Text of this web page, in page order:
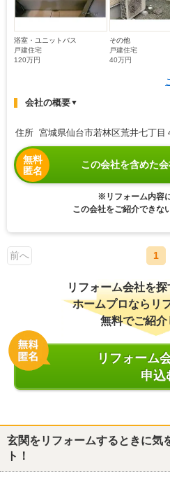
浴室・ユニットバス
戸建住宅
120万円
その他
戸建住宅
40万円
会社の概要▼
住所 宮城県仙台市若林区荒井七丁目
無料
匿名
この会社を含めた
※リフォーム内容
この会社をご紹介できな
前へ 1
リフォーム会社を探
ホームプロならリ
無料でご紹介
リフォーム
申込
玄関をリフォームするときに気
ト！